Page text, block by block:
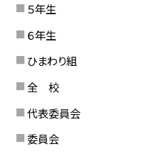
５年生
６年生
ひまわり組
全 校
代表委員会
委員会